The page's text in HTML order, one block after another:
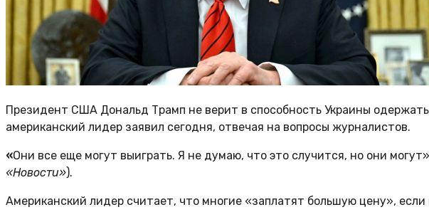
Президент США Дональд Трамп не верит в способность Украины
американский лидер заявил сегодня, отвечая на вопросы журналистов.
«Они все еще могут выиграть. Я не думаю, что это случится, но они
«Новости»).
Американский лидер считает, что многие «заплатят большую цену», если